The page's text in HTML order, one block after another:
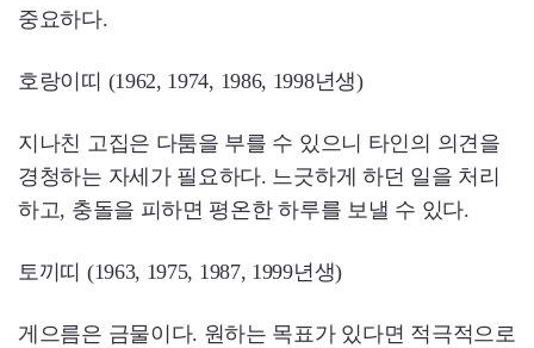
중요하다.
호랑이띠 (1962, 1974, 1986, 1998년생)
지나친 고집은 다툼을 부를 수 있으니 타인의 의견을
경청하는 자세가 필요하다. 느긋하게 하던 일을 처리
하고, 충돌을 피하면 평온한 하루를 보낼 수 있다.
토끼띠 (1963, 1975, 1987, 1999년생)
게으름은 금물이다. 원하는 목표가 있다면 적극적으로